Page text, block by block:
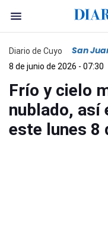
Diario de Cuyo San
8 de junio de 2026 - 07:30
Frío y cielo
nublado, así
este lunes 8